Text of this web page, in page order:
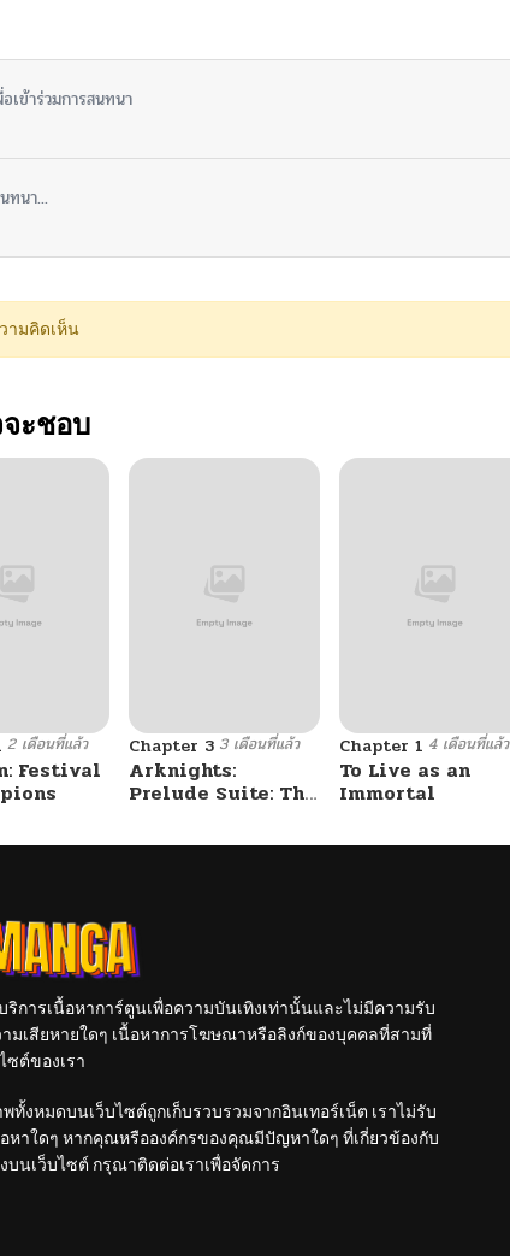
เข้าร่วมการสนทนา
ทนา...
ามคิดเห็น
ะชอบ
2 เดือนที่แล้ว
Festival
Chapter 3 3 เดือนที่แล้ว
Arknights:
Prelude Suite: The
Chapter 1 4 เดือนที่แล้ว
To Live as an
Immortal
ริการเนื้อหาการ์ตูนเพื่อความบันเทิงเท่านั้นและไม่มีความรับ
มเสียหายใดๆ เนื้อหาการโฆษณาหรือลิงก์ของบุคคลที่สามที่
ซต์ของเรา
ทั้งหมดบนเว็บไซต์ถูกเก็บรวบรวมจากอินเทอร์เน็ต เราไม่รับ
หาใดๆ หากคุณหรือองค์กรของคุณมีปัญหาใดๆ ที่เกี่ยวข้องกับ
บนเว็บไซต์ กรุณาติดต่อเราเพื่อจัดการ